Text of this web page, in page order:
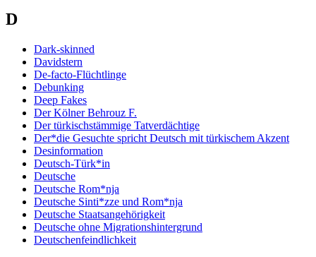
D
Dark-skinned
Davidstern
De-facto-Flüchtlinge
Debunking
Deep Fakes
Der Kölner Behrouz F.
Der türkischstämmige Tatverdächtige
Der*die Gesuchte spricht Deutsch mit türkischem Akzent
Desinformation
Deutsch-Türk*in
Deutsche
Deutsche Rom*nja
Deutsche Sinti*zze und Rom*nja
Deutsche Staatsangehörigkeit
Deutsche ohne Migrationshintergrund
Deutschenfeindlichkeit